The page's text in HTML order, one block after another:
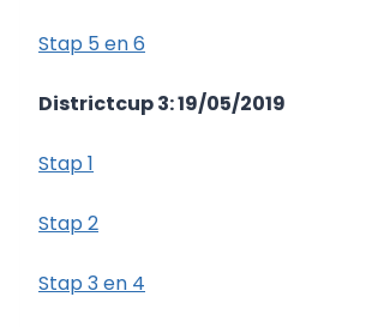
Stap 5 en 6
Districtcup 3: 19/05/2019
Stap 1
Stap 2
Stap 3 en 4